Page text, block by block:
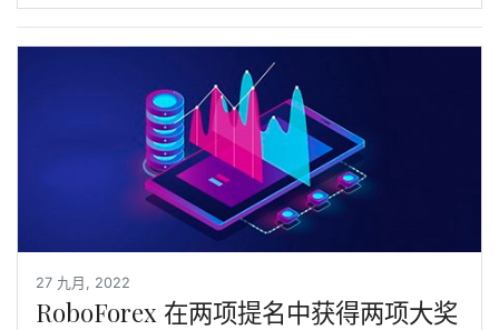
27 九月, 2022
RoboForex 在两项提名中获得两项大奖